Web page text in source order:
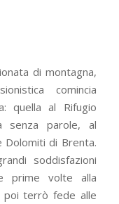
di montagna,
comincia
quella al Rifugio
senza parole, al
di Brenta.
soddisfazioni
prime volte alla
poi terrò fede alle